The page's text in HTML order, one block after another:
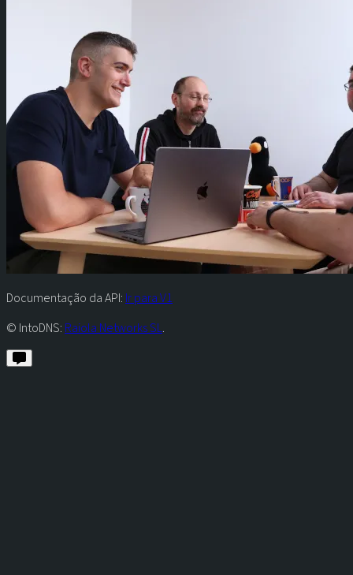
Documentação da API: Ir para V1
© IntoDNS: Raiola Networks SL.